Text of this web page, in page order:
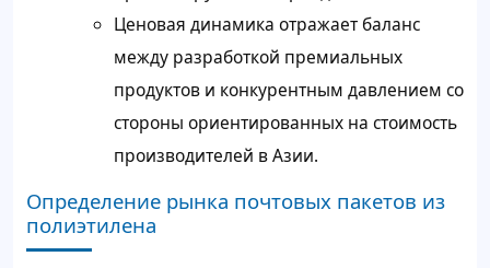
Ценовая динамика отражает баланс
между разработкой премиальных
продуктов и конкурентным давлением со
стороны ориентированных на стоимость
производителей в Азии.
Определение рынка почтовых пакетов из
полиэтилена